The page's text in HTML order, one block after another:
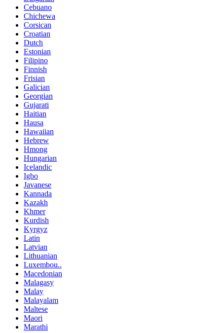
Cebuano
Chichewa
Corsican
Croatian
Dutch
Estonian
Filipino
Finnish
Frisian
Galician
Georgian
Gujarati
Haitian
Hausa
Hawaiian
Hebrew
Hmong
Hungarian
Icelandic
Igbo
Javanese
Kannada
Kazakh
Khmer
Kurdish
Kyrgyz
Latin
Latvian
Lithuanian
Luxembou..
Macedonian
Malagasy
Malay
Malayalam
Maltese
Maori
Marathi